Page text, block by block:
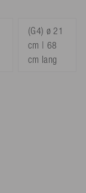
(G4) ø 21
cm | 68
cm lang